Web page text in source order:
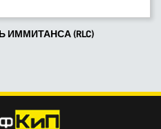
ИММИТАНСА (RLC)